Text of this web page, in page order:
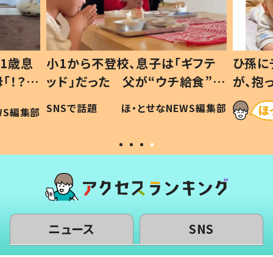
歳息
？」
編集部
小1から不登校、息子は「ギフテ
ッド」だった 父が“ウチ給食”を
作り続ける理由とは #令和の親
#令和の子
SNSで話題 ほ・とせなNEWS編集部
ひ孫
が、
「涙が
い」
ニュース SNS